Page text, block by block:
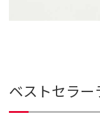
ベストセラ